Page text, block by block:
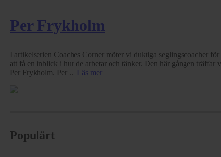
Per Frykholm
I artikelserien Coaches Corner möter vi duktiga seglingscoacher för
att få en inblick i hur de arbetar och tänker. Den här gången träffar
Per Frykholm. Per ... Läs mer
Populärt